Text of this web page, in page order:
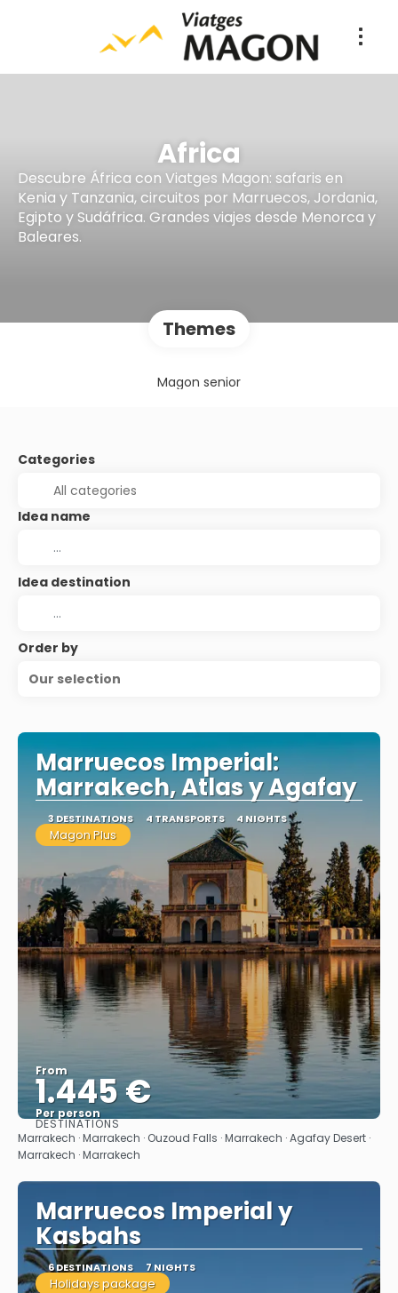
Africa
Descubre África con Viatges Magon: safaris en
Kenia y Tanzania, circuitos por Marruecos, Jordania,
Egipto y Sudáfrica. Grandes viajes desde Menorca y
Baleares.
Themes
Magon senior
Categories
Idea name
Idea destination
Order by
Our selection
Marruecos Imperial:
Marrakech, Atlas y Agafay
3 DESTINATIONS 4 TRANSPORTS 4 NIGHTS
Magon Plus
From
1.445 €
Per person
See
DESTINATIONS
Marrakech · Marrakech · Ouzoud Falls · Marrakech · Agafay Desert ·
Marrakech · Marrakech
Marruecos Imperial y
Kasbahs
6 DESTINATIONS 7 NIGHTS
Holidays package